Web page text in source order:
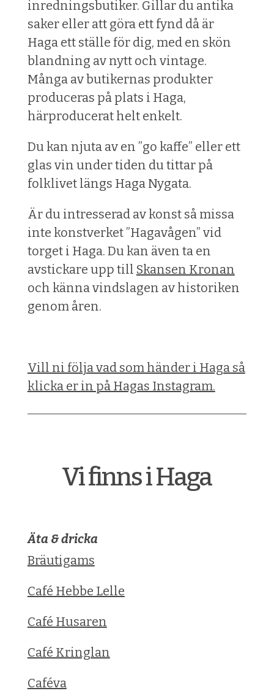
inredningsbutiker. Gillar du antika
saker eller att göra ett fynd då är
Haga ett ställe för dig, med en skön
blandning av nytt och vintage.
Många av butikernas produkter
produceras på plats i Haga,
härproducerat helt enkelt.
Du kan njuta av en ”go kaffe” eller ett
glas vin under tiden du tittar på
folklivet längs Haga Nygata.
Är du intresserad av konst så missa
inte konstverket ”Hagavågen” vid
torget i Haga. Du kan även ta en
avstickare upp till Skansen Kronan
och känna vindslagen av historiken
genom åren.
Vill ni följa vad som händer i Haga så
klicka er in på Hagas Instagram.
Vi finns i Haga
Äta & dricka
Bräutigams
Café Hebbe Lelle
Café Husaren
Café Kringlan
Caféva